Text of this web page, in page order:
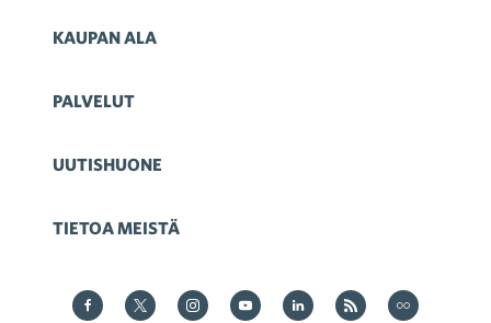
KAUPAN ALA
PALVELUT
UUTISHUONE
TIETOA MEISTÄ
Kauppa Facebookissa
Kauppa Twitterissä
Kauppa on Instagram
Kauppa YouTubesssa
Kauppa LinkedInissä
Kauppa on RSS